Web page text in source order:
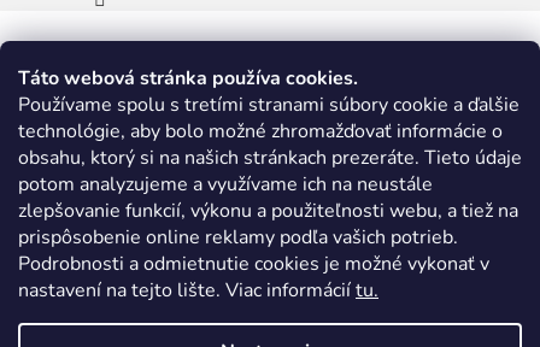
Táto webová stránka používa cookies.
Používame spolu s tretími stranami súbory cookie a ďalšie
technológie, aby bolo možné zhromažďovať informácie o
obsahu, ktorý si na našich stránkach prezeráte. Tieto údaje
potom analyzujeme a využívame ich na neustále
zlepšovanie funkcií, výkonu a použiteľnosti webu, a tiež na
prispôsobenie online reklamy podľa vašich potrieb.
Podrobnosti a odmietnutie cookies je možné vykonať v
nastavení na tejto lište. Viac informáciítu.